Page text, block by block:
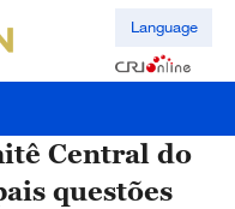
Language
Central do
questões